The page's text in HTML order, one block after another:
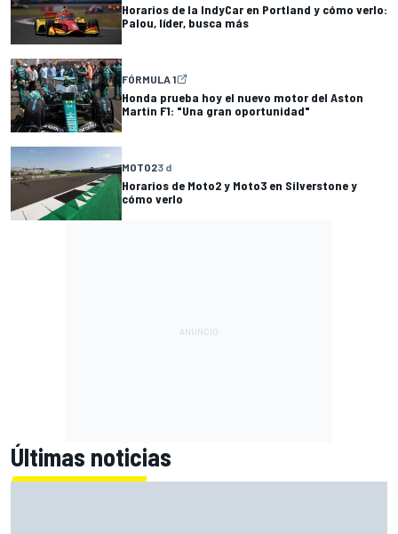
Horarios de la IndyCar en Portland y cómo verlo:
Palou, líder, busca más
FÓRMULA 1
Honda prueba hoy el nuevo motor del Aston
Martin F1: "Una gran oportunidad"
MOTO23 d
Horarios de Moto2 y Moto3 en Silverstone y
cómo verlo
Últimas noticias